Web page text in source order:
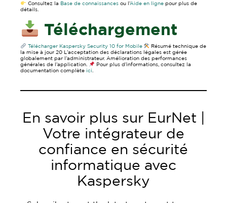
Consultez la Base de connaissancesou l’Aide en lignepour plus de
détails.
Téléchargement
Télécharger Kaspersky Security 10 for Mobile
Résumé technique de
la mise à jour 20 L’acceptation des déclarations légales est gérée
globalement par l’administrateur. Amélioration des performances
générales de l’application.
Pour plus d’informations, consultez la
documentation complèteici
En savoir plus sur EurNet |
Votre intégrateur de
confiance en sécurité
informatique avec
Kaspersky